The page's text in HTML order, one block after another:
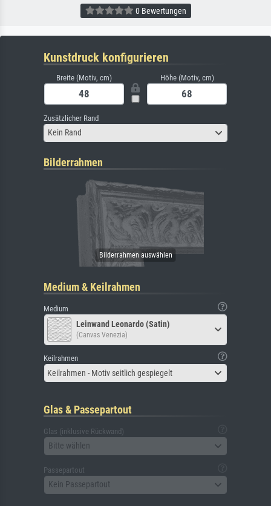
0 Bewertungen
Kunstdruck konfigurieren
Breite (Motiv, cm) Höhe (Motiv, cm)
Zusätzlicher Rand
Kein Rand
Bilderrahmen
Medium & Keilrahmen
Medium
Leinwand Leonardo (Satin)
(Canvas Venezia)
Keilrahmen
Keilrahmen - Motiv seitlich gespiegelt
Glas & Passepartout
Glas (inklusive Rückwand)
Bitte wählen
Passepartout
Kein Passepartout